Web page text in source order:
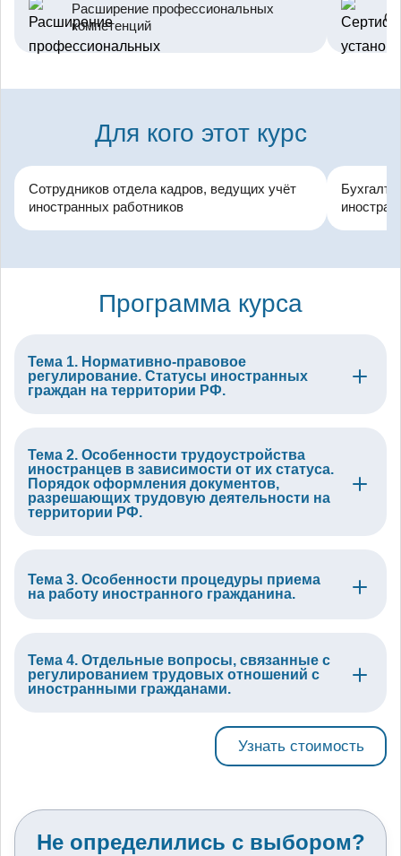
Расширение профессиональных
компетенций
Для кого этот курс
Сотрудников отдела кадров, ведущих учёт
иностранных работников
Программа курса
Тема 1. Нормативно-правовое
регулирование. Статусы иностранных
граждан на территории РФ.
Тема 2. Особенности трудоустройства
иностранцев в зависимости от их статуса.
Порядок оформления документов,
разрешающих трудовую деятельности на
территории РФ.
Тема 3. Особенности процедуры приема
на работу иностранного гражданина.
Тема 4. Отдельные вопросы, связанные с
регулированием трудовых отношений с
иностранными гражданами.
Узнать стоимость
Не определились с выбором?